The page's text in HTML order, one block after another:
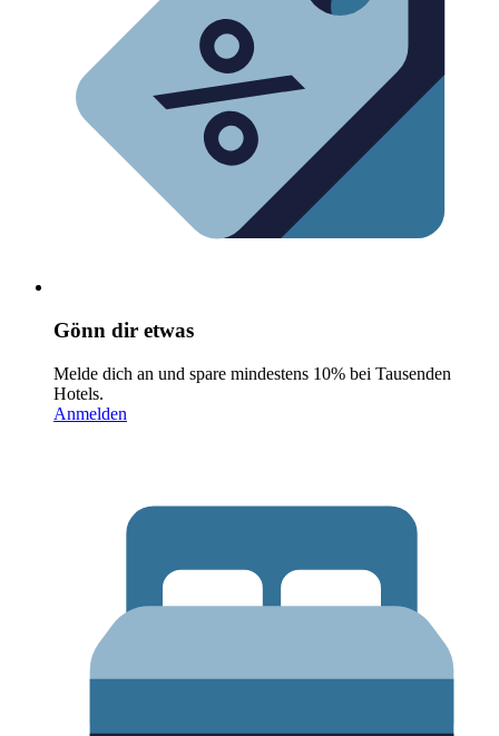
Gönn dir etwas
Melde dich an und spare mindestens 10% bei Tausenden
Hotels.
Anmelden